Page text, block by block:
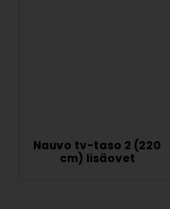
Nauvo tv-taso 2 (220
cm) lisäovet